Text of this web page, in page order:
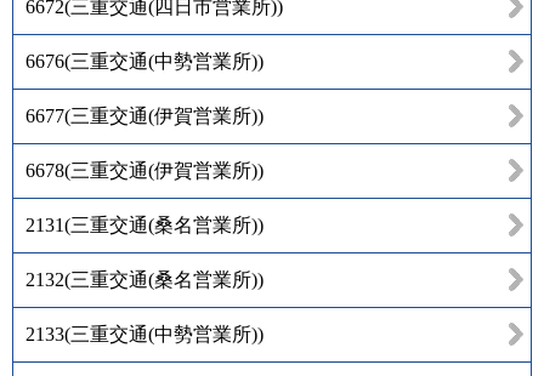
6672(三重交通(四日市営業所))
6676(三重交通(中勢営業所))
6677(三重交通(伊賀営業所))
6678(三重交通(伊賀営業所))
2131(三重交通(桑名営業所))
2132(三重交通(桑名営業所))
2133(三重交通(中勢営業所))